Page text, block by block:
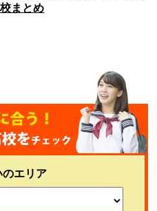
まとめ
のエリア